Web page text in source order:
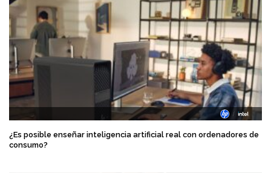
¿Es posible enseñar inteligencia artificial real con ordenadores de
consumo?